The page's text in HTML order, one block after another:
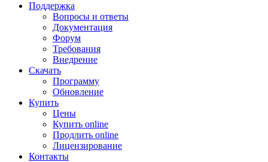
Поддержка
Вопросы и ответы
Документация
Форум
Требования
Внедрение
Скачать
Программу
Обновление
Купить
Цены
Купить online
Продлить online
Лицензирование
Контакты